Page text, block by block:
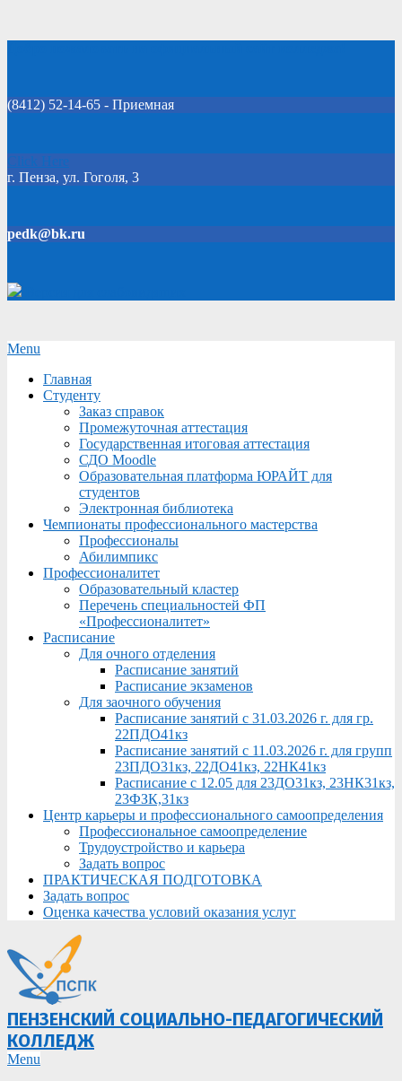
(8412) 52-14-65 - Приемная
Click Here
г. Пенза, ул. Гоголя, 3
pedk@bk.ru
Secondary
Menu
Menu
Главная
Студенту
Заказ справок
Промежуточная аттестация
Государственная итоговая аттестация
СДО Moodle
Образовательная платформа ЮРАЙТ для
студентов
Электронная библиотека
Чемпионаты профессионального мастерства
Профессионалы
Абилимпикс
Профессионалитет
Образовательный кластер
Перечень специальностей ФП
«Профессионалитет»
Расписание
Для очного отделения
Расписание занятий
Расписание экзаменов
Для заочного обучения
Расписание занятий с 31.03.2026 г. для гр.
22ПДО41кз
Расписание занятий с 11.03.2026 г. для групп
23ПДО31кз, 22ДО41кз, 22НК41кз
Расписание с 12.05 для 23ДО31кз, 23НК31кз,
23ФЗК,31кз
Центр карьеры и профессионального самоопределения
Профессиональное самоопределение
Трудоустройство и карьера
Задать вопрос
ПРАКТИЧЕСКАЯ ПОДГОТОВКА
Задать вопрос
Оценка качества условий оказания услуг
ПЕНЗЕНСКИЙ СОЦИАЛЬНО-ПЕДАГОГИЧЕСКИЙ
КОЛЛЕДЖ
Primary
Menu